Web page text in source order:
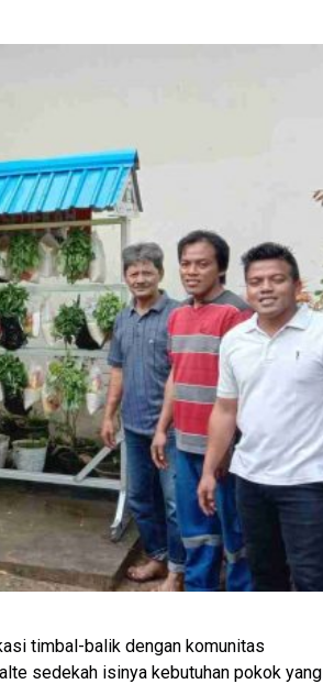
timbal-balik dengan komunitas
sedekah isinya kebutuhan pokok yang